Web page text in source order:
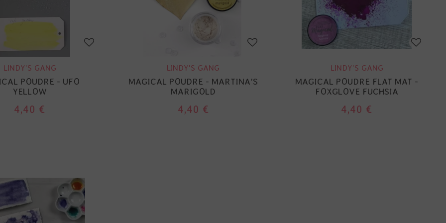
LINDY'S GANG
POUDRE - UFO
YELLOW
4,40 €
LINDY'S GANG
MAGICAL POUDRE - MARTINA'S
MARIGOLD
4,40 €
LINDY'S GANG
MAGICAL POUDRE FLAT MAT -
FOXGLOVE FUCHSIA
4,40 €